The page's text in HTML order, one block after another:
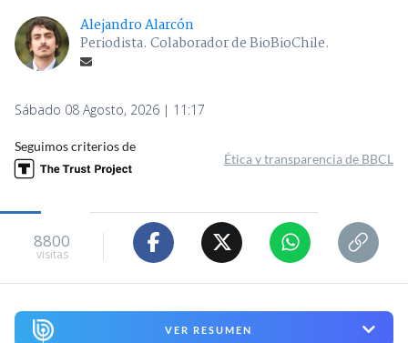
Alejandro Alarcón
Periodista. Colaborador de BioBioChile.
Sábado 08 Agosto, 2026 | 11:17
Seguimos criterios de
Ética y transparencia de BBCL
8800
visitas
VER RESUMEN